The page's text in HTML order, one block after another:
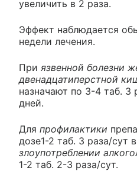
увеличить в 2 раза.
Эффект наблюдается
недели лечения.
При язвенной болезни
двенадцатиперстной
назначают по 3-4 таб. 3
дней.
Для профилактики
дозе1-2 таб. 3 раза/сут
злоупотреблении
1-2 таб. 2-3 раза/сут.